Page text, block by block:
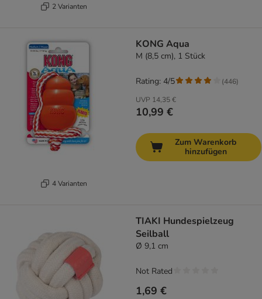
2 Varianten
4 Varianten
KONG Aqua
M (8,5 cm), 1 Stück
UVP 14,35 €
10,99 €
Rating: 4/5 (446)
Zum Warenkorb
hinzufügen
TIAKI Hundespielzeug
Seilball
Ø 9,1 cm
1,69 €
Not Rated